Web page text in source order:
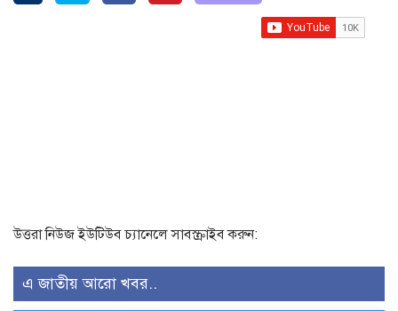
উত্তরা নিউজ ইউটিউব চ্যানেলে সাবস্ক্রাইব করুন:
এ জাতীয় আরো খবর..